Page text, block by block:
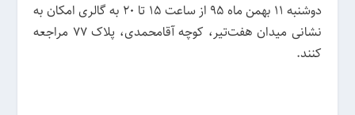
دوشنبه ۱۱ بهمن ماه ۹۵ از ساعت ۱۵ تا ۲۰ به گالری امکان به
نشانی میدان هفت‌تیر، کوچه آقامحمدی، پلاک ۷۷ مراجعه
کنند.